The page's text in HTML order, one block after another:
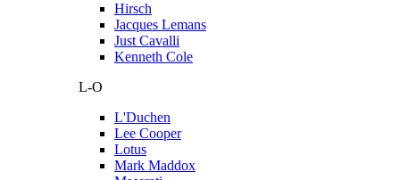
Hirsch
Jacques Lemans
Just Cavalli
Kenneth Cole
L-O
L'Duchen
Lee Cooper
Lotus
Mark Maddox